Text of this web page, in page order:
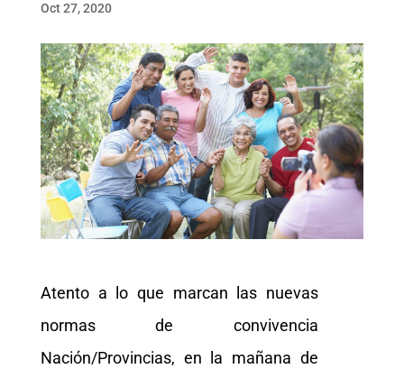
Oct 27, 2020
Atento a lo que marcan las nuevas
normas de convivencia
Nación/Provincias, en la mañana de